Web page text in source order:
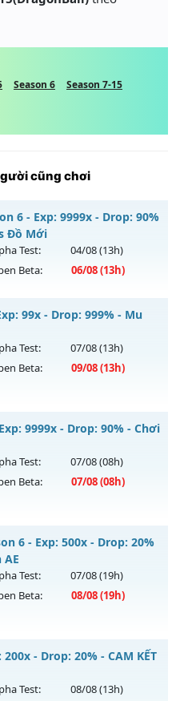
Season 6
Season 7-15
cũng chơi
6 - Exp: 9999x - Drop: 90%
Đồ Mới
Test: 04/08(13h)
Beta: 06/08(13h)
Full Custom 60 Fps Đồ
chủ
Băng Tuyếtvào 13h
99x - Drop: 999% - Mu
Test: 07/08(13h)
Beta: 09/08(13h)
chủ
9999x - Drop: 90% - Chơi
Test: 07/08(08h)
Beta: 07/08(08h)
nạp vẫn khủng
chủ
⚡️
6 - Exp: 500x - Drop: 20%
Test: 07/08(19h)
Beta: 08/08(19h)
Nạp - Vào Vụt Luôn AE
chủ
200x - Drop: 20% - CAM KẾT
Test: 08/08(13h)